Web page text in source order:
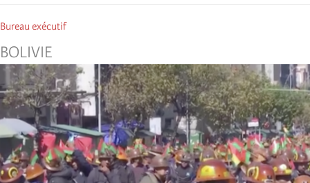
Bureau exécutif
BOLIVIE